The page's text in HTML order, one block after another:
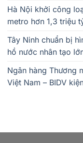
Hà Nội khởi công
metro hơn 1,3 triệu
Tây Ninh chuẩn bị
hồ nước nhân tạo
Ngân hàng Thương
Việt Nam – BIDV